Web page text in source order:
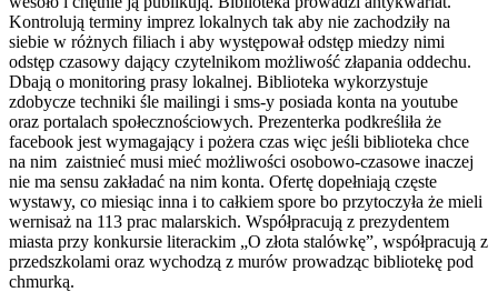
Kontrolują terminy imprez lokalnych tak aby nie zachodziły na
siebie w różnych filiach i aby występował odstęp miedzy nimi
odstęp czasowy dający czytelnikom możliwość złapania oddechu.
Dbają o monitoring prasy lokalnej. Biblioteka wykorzystuje
zdobycze techniki śle mailingi i sms-y posiada konta na youtube
oraz portalach społecznościowych. Prezenterka podkreśliła że
facebook jest wymagający i pożera czas więc jeśli biblioteka chce
na nim zaistnieć musi mieć możliwości osobowo-czasowe inaczej
nie ma sensu zakładać na nim konta. Ofertę dopełniają częste
wystawy, co miesiąc inna i to całkiem spore bo przytoczyła że mieli
wernisaż na 113 prac malarskich. Współpracują z prezydentem
miasta przy konkursie literackim „O złota stalówkę”, współpracują z
przedszkolami oraz wychodzą z murów prowadząc bibliotekę pod
chmurką.